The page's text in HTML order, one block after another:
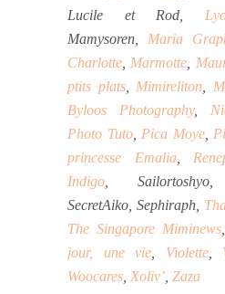
Lucile et Rod,
Mamysoren, Maria
Charlotte Marmotte
ptits plats, Mimireliton
Byloos Photography,
Photo Tuto, Pica Moye,
princesse Emalia,
Indigo ,
SecretAiko, Sephiraph,
The Singapore Miminews
jour, une vie
Violette,
Woocares Xoliv’ Zaza